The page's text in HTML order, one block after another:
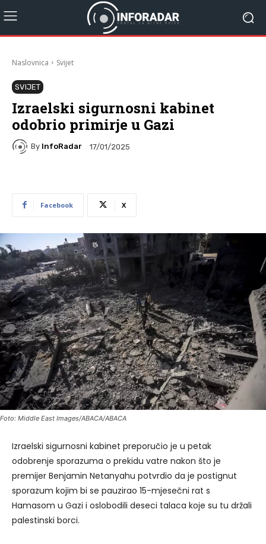
Naslovnica Svijet
SVIJET
Izraelski sigurnosni kabinet
odobrio primirje u Gazi
By InfoRadar 17/01/2025
Facebook X
Foto: Middle East Images/ABACA/ABACA
Izraelski sigurnosni kabinet preporučio je u petak
odobrenje sporazuma o prekidu vatre nakon što je
premijer Benjamin Netanyahu potvrdio da je postignut
sporazum kojim bi se pauzirao 15-mjesečni rat s
Hamasom u Gazi i oslobodili deseci talaca koje su tu držali
palestinski borci.